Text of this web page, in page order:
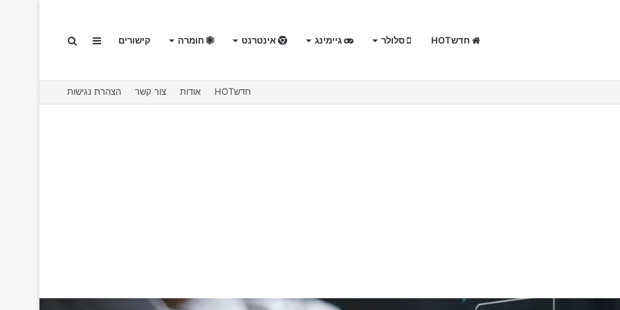
חדשHOT סלולר גיימינג אינטרנט חומרה קישורים Sidebar
חדשHOT אודות צור קשר הצהרת נגישות